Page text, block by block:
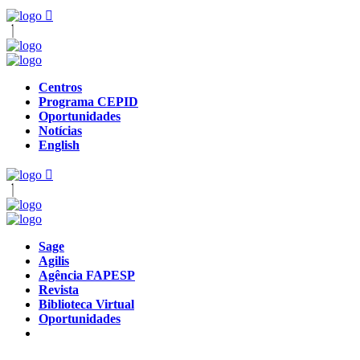
Centros
Programa CEPID
Oportunidades
Notícias
English
Sage
Agilis
Agência FAPESP
Revista
Biblioteca Virtual
Oportunidades